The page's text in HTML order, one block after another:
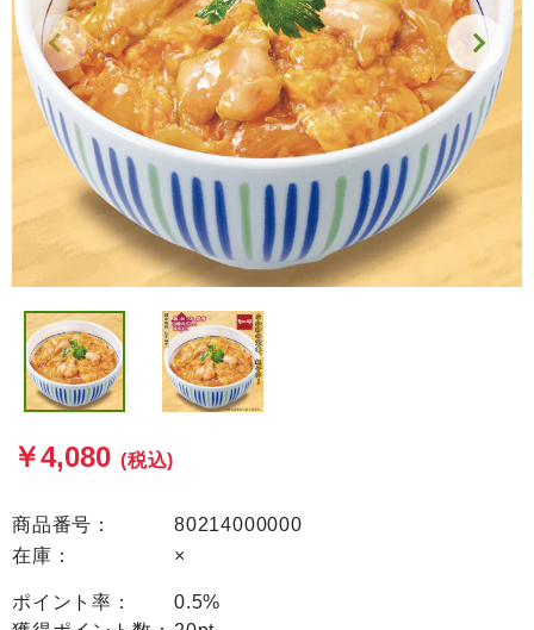
￥4,080 (税込)
商品番号：
80214000000
在庫：
×
ポイント率：
0.5%